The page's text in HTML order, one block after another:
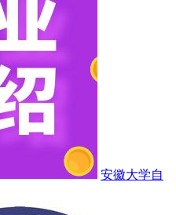
安徽大学自